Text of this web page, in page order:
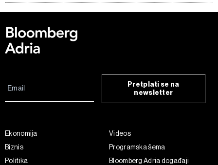
Pretplati se na
newsletter
Ekonomija
Biznis
Politika
Videos
Programska šema
Bloomberg Adria događaji